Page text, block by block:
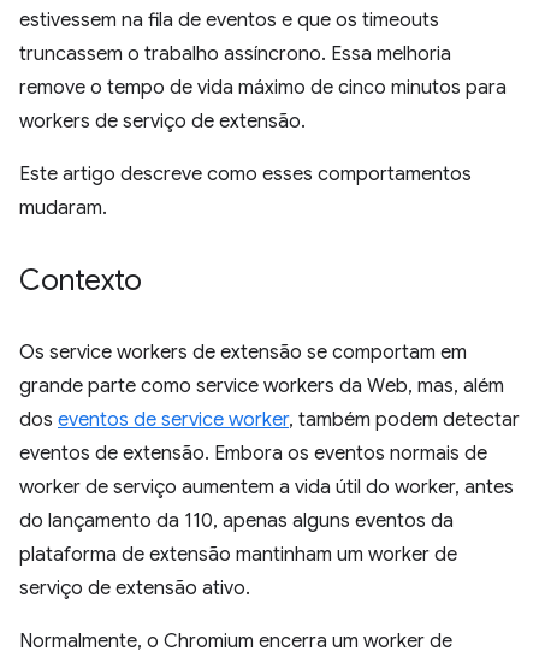
estivessem na fila de eventos e que os timeouts
truncassem o trabalho assíncrono. Essa melhoria
remove o tempo de vida máximo de cinco minutos para
workers de serviço de extensão.
Este artigo descreve como esses comportamentos
mudaram.
Contexto
Os service workers de extensão se comportam em
grande parte como service workers da Web, mas, além
dos eventos de service worker, também podem detectar
eventos de extensão. Embora os eventos normais de
worker de serviço aumentem a vida útil do worker, antes
do lançamento da 110, apenas alguns eventos da
plataforma de extensão mantinham um worker de
serviço de extensão ativo.
Normalmente, o Chromium encerra um worker de